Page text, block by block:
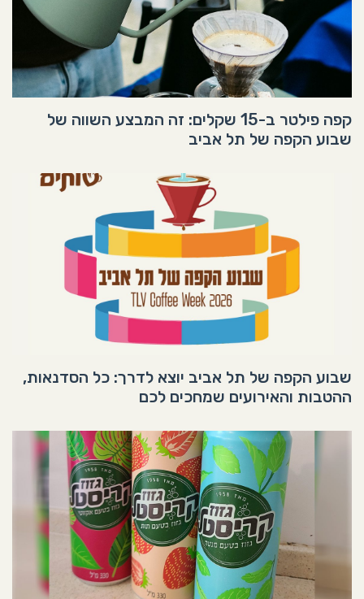
קפה פילטר ב-15 שקלים: זה המבצע השווה של
שבוע הקפה של תל אביב
שבוע הקפה של תל אביב יוצא לדרך: כל הסדנאות,
ההטבות והאירועים שמחכים לכם